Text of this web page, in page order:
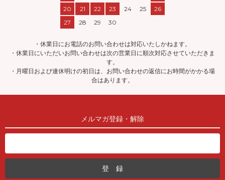
20
21 22 23 24 25
26
27
28 29 30
・休業日にお電話のお問い合わせは対応いたしかねます。
・休業日にいただいお問い合わせは次の営業日に順次対応させていただきま
す。
・月曜日および連休明けの初日は、お問い合わせの返信にお時間がかかる場
合はあります。
メルマガ登録・解除